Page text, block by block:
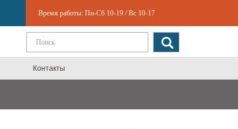
Время работы: Пн-Сб 10-19 / Вс 10-17
Контакты